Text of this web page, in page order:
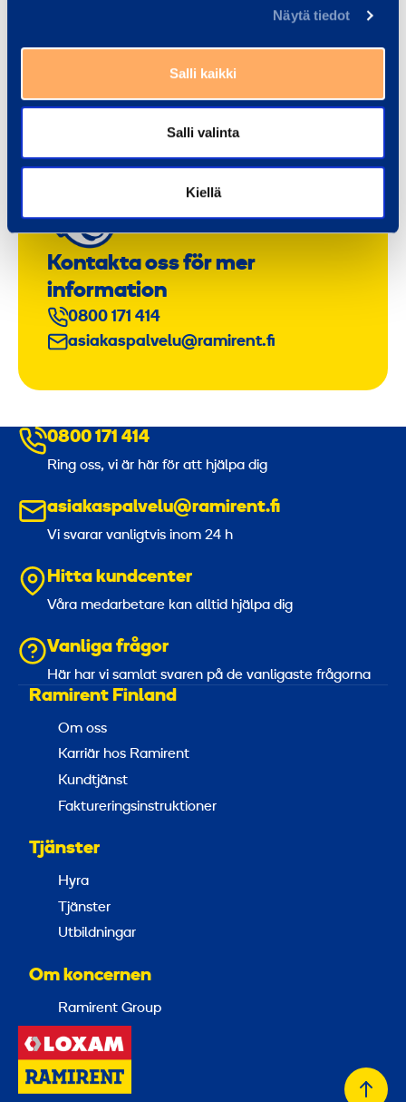
Näytä tiedot
Salli kaikki
Salli valinta
Kiellä
Väderskydd och ställningar
Kontakta oss för mer
information
0800 171 414
asiakaspalvelu@ramirent.fi
0800 171 414
Ring oss, vi är här för att hjälpa dig
asiakaspalvelu@ramirent.fi
Vi svarar vanligtvis inom 24 h
Hitta kundcenter
Våra medarbetare kan alltid hjälpa dig
Vanliga frågor
Här har vi samlat svaren på de vanligaste frågorna
Ramirent Finland
Om oss
Karriär hos Ramirent
Kundtjänst
Faktureringsinstruktioner
Tjänster
Hyra
Tjänster
Utbildningar
Om koncernen
Ramirent Group